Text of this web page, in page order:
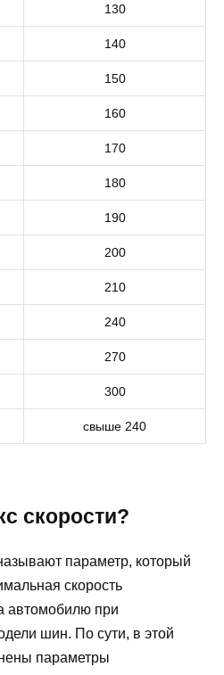
130
140
150
160
170
180
190
200
210
240
270
300
свыше 240
скорости?
параметр, который
скорость
автомобилю при
шин. По сути, в этой
параметры